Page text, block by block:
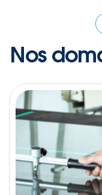
Savoir-faire
Nos